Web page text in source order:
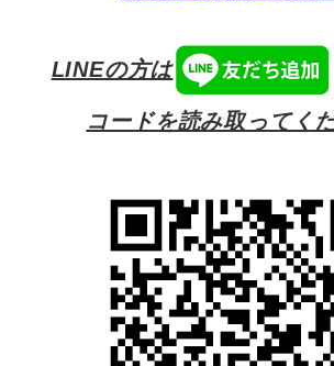
LINEの方は
コードを読み取ってく